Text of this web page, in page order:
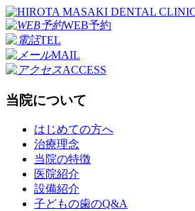
WEB予約
TEL
MAIL
ACCESS
当院について
はじめての方へ
治療理念
当院の特徴
医院紹介
設備紹介
子どもの歯のQ&A